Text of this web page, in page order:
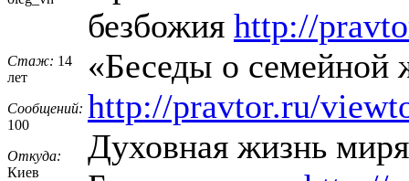
Стаж: 14
лет
Сообщений:
100
Откуда:
Киев
безбожия http://
«Беседы о семейной
http://pravtor.ru/
Духовная жизнь